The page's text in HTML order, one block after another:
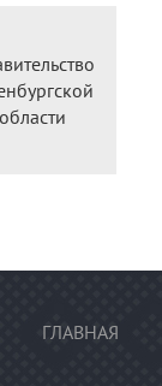
Правительство
Оренбургской
области
ГЛАВНАЯ